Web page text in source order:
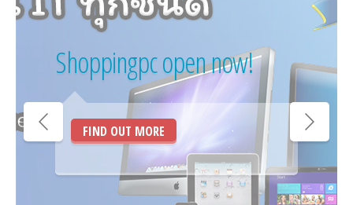
Shoppingpc open now!
FIND OUT MORE